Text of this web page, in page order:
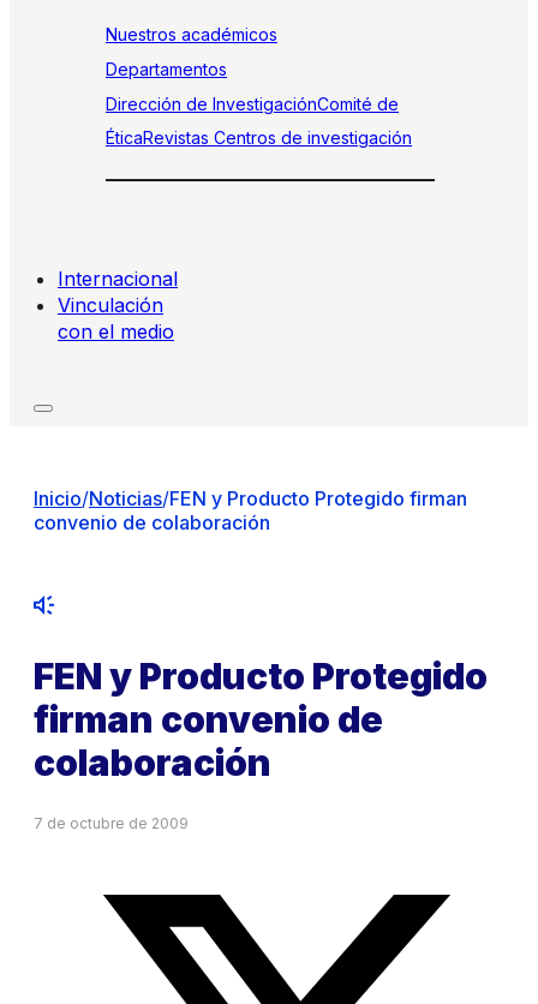
Nuestros académicos
Departamentos
Dirección de InvestigaciónComité de
ÉticaRevistas Centros de investigación
Internacional
Vinculación
con el medio
Inicio/Noticias/FEN y Producto Protegido firman
convenio de colaboración
FEN y Producto Protegido
firman convenio de
colaboración
7 de octubre de 2009